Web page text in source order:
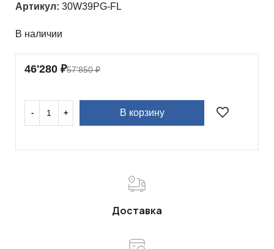
Артикул: 30W39PG-FL
В наличии
46'280 ₽57'850₽
В корзину
Доставка